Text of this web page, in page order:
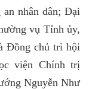
nhân dân; Đại
vụ Tỉnh ủy,
Đồng chủ trì hội
viện Chính trị
Nguyễn Như